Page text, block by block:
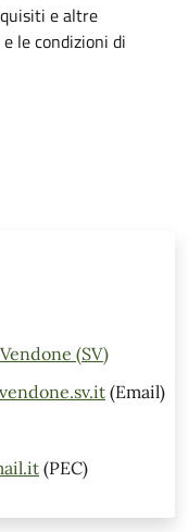
e altre
le condizioni di
(SV)
(Email)
(PEC)